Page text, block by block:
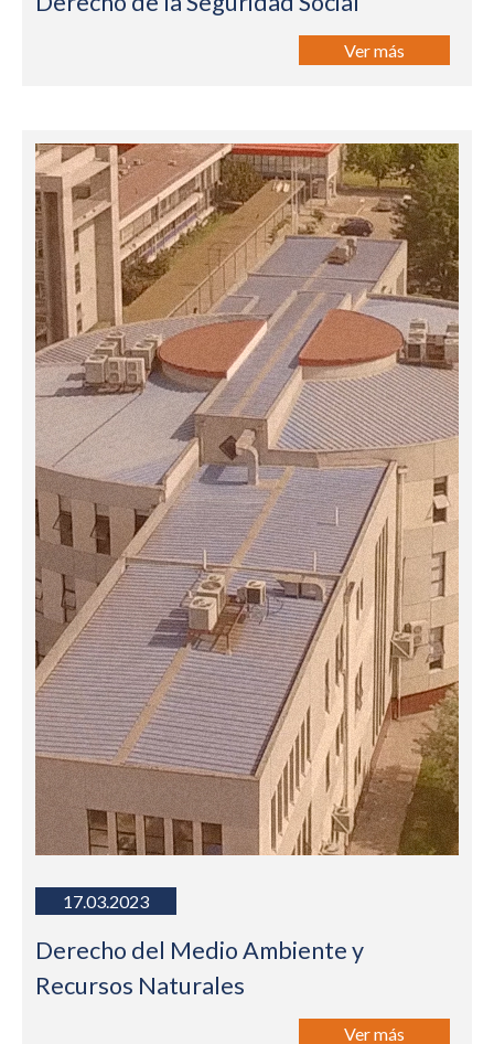
Ver más
17.03.2023
Derecho del Medio Ambiente y
Recursos Naturales
Ver más